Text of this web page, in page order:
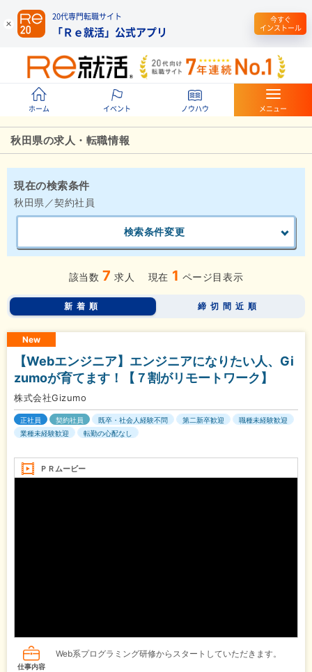
20代専門転職サイト
「Ｒｅ就活」公式アプリ
今すぐ
インストール
ホーム イベント ノウハウ メニュー
秋田県の求人・転職情報
現在の検索条件
秋田県／契約社員
検索条件変更
該当数 7 求人 現在 1 ページ目表示
新着順 締切間近順
New
【Webエンジニア】エンジニアになりたい人、Gi
zumoが育てます！【７割がリモートワーク】
株式会社Gizumo
正社員 契約社員 既卒・社会人経験不問 第二新卒歓迎
職種未経験歓迎
業種未経験歓迎
転勤の心配なし
ＰＲムービー
仕事内容
Web系プログラミング研修からスタートしていただきます。